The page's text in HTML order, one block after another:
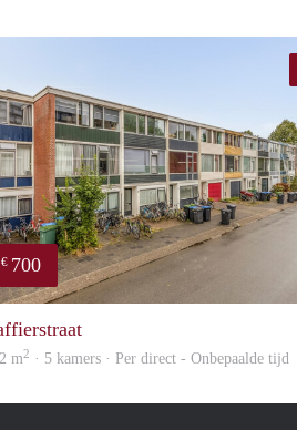
€ 700
m2 · 5 kamers · Per direct - Onbepaalde tijd